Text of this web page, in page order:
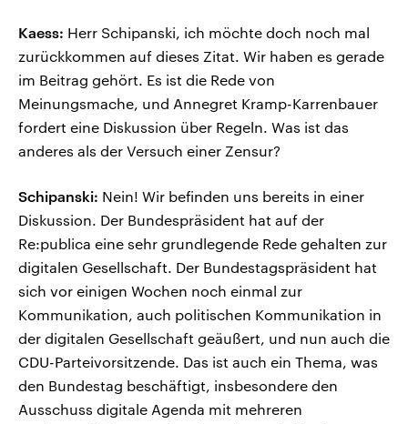
Kaess: Herr Schipanski, ich möchte doch noch mal
zurückkommen auf dieses Zitat. Wir haben es gerade
im Beitrag gehört. Es ist die Rede von
Meinungsmache, und Annegret Kramp-Karrenbauer
fordert eine Diskussion über Regeln. Was ist das
anderes als der Versuch einer Zensur?
Schipanski: Nein! Wir befinden uns bereits in einer
Diskussion. Der Bundespräsident hat auf der
Re:publica eine sehr grundlegende Rede gehalten zur
digitalen Gesellschaft. Der Bundestagspräsident hat
sich vor einigen Wochen noch einmal zur
Kommunikation, auch politischen Kommunikation in
der digitalen Gesellschaft geäußert, und nun auch die
CDU-Parteivorsitzende. Das ist auch ein Thema, was
den Bundestag beschäftigt, insbesondere den
Ausschuss digitale Agenda mit mehreren